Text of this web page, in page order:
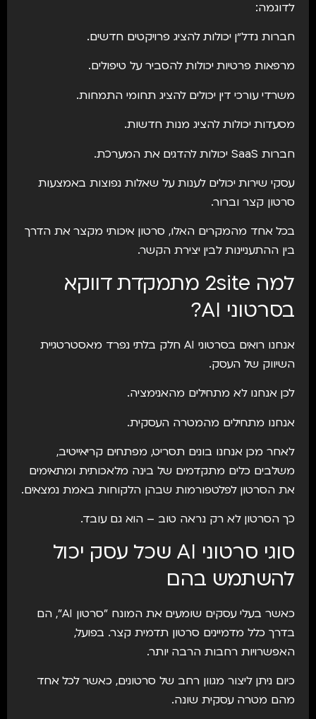
לדוגמה:
חברות נדל״ן יכולות להציג פרויקטים חדשים.
מרפאות פרטיות יכולות להסביר על טיפולים.
משרדי עורכי דין יכולים להציג תחומי התמחות.
מסעדות יכולות להציג מנות חדשות.
חברות SaaS יכולות להדגים את המערכת.
עסקי שירות יכולים לענות על שאלות נפוצות באמצעות
סרטון קצר וברור.
בכל אחד מהמקרים האלו, סרטון איכותי מקצר את הדרך
בין ההתעניינות לבין יצירת הקשר.
למה 2site מתמקדת דווקא
בסרטוני AI?
אנחנו רואים בסרטוני AI חלק בלתי נפרד מאסטרטגיית
השיווק של העסק.
לכן אנחנו לא מתחילים מהאנימציה.
אנחנו מתחילים מהמטרה העסקית.
לאחר מכן אנחנו בונים תסריט, מפתחים קריאייטיב,
משלבים כלים מתקדמים של בינה מלאכותית ומתאימים
את הסרטון לפלטפורמות שבהן הלקוחות באמת נמצאים.
כך הסרטון לא רק נראה טוב – הוא גם עובד.
סוגי סרטוני AI שכל עסק יכול
להשתמש בהם
כאשר בעלי עסקים שומעים את המונח "סרטון AI", הם
בדרך כלל מדמיינים סרטון תדמית קצר. בפועל,
האפשרויות רחבות הרבה יותר.
כיום ניתן ליצור מגוון רחב של סרטונים, כאשר לכל אחד
מהם מטרה עסקית שונה.